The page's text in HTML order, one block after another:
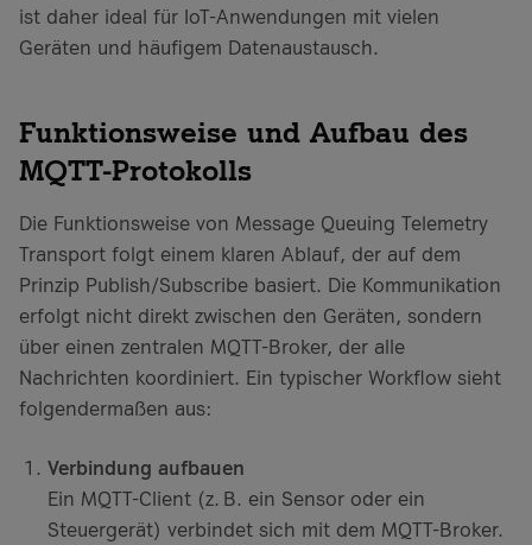
ist daher ideal für IoT-Anwendungen mit vielen
Geräten und häufigem Datenaustausch.
Funktionsweise und Aufbau des
MQTT-Protokolls
Die Funktionsweise von Message Queuing Telemetry
Transport folgt einem klaren Ablauf, der auf dem
Prinzip Publish/Subscribe basiert. Die Kommunikation
erfolgt nicht direkt zwischen den Geräten, sondern
über einen zentralen MQTT-Broker, der alle
Nachrichten koordiniert. Ein typischer Workflow sieht
folgendermaßen aus:
Verbindung aufbauen
Ein MQTT-Client (z. B. ein Sensor oder ein
Steuergerät) verbindet sich mit dem MQTT-Broker.